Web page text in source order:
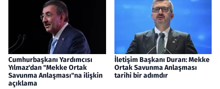
Cumhurbaşkanı Yardımcısı
Yılmaz'dan "Mekke Ortak
Savunma Anlaşması"na ilişkin
açıklama
İletişim Başkanı Duran: Mekke
Ortak Savunma Anlaşması
tarihi bir adımdır